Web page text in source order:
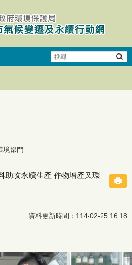
搜
尋
境部門
助攻永續生產 作物增產又環
資料更新時間：114-02-25 16:18